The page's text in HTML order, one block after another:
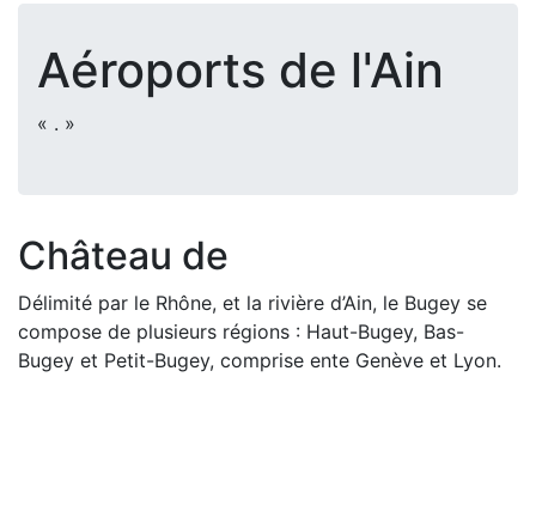
Aéroports de l'Ain
« . »
Château de
Délimité par le Rhône, et la rivière d’Ain, le Bugey se
compose de plusieurs régions : Haut-Bugey, Bas-
Bugey et Petit-Bugey, comprise ente Genève et Lyon.